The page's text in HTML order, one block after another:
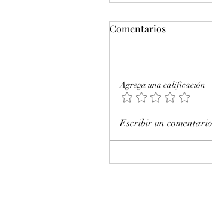
Octubre 2025. Día
Comentarios
Agrega una calificación
Escribir un